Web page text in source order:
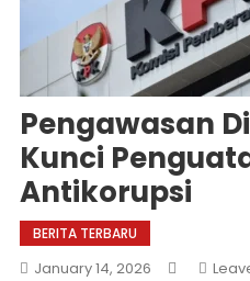
Pengawasan
Kunci
Antikorupsi
BERITA TERBARU
January 14, 2026